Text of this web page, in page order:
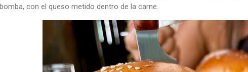
bomba, con el queso metido dentro de la carne.